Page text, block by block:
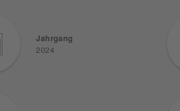
Jahrgang
2024